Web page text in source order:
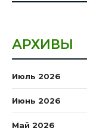
АРХИВЫ
Июль 2026
Июнь 2026
Май 2026